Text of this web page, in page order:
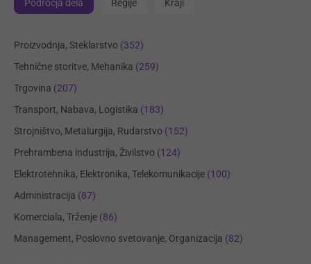
Področja dela Regije Kraji
Proizvodnja, Steklarstvo (352)
Tehnične storitve, Mehanika (259)
Trgovina (207)
Transport, Nabava, Logistika (183)
Strojništvo, Metalurgija, Rudarstvo (152)
Prehrambena industrija, Živilstvo (124)
Elektrotehnika, Elektronika, Telekomunikacije (100)
Administracija (87)
Komerciala, Trženje (86)
Management, Poslovno svetovanje, Organizacija (82)